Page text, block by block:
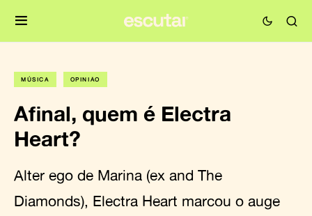
MÚSICA OPINIÃO
Afinal, quem é Electra
Heart?
Alter ego de Marina (ex and The
Diamonds), Electra Heart marcou o auge